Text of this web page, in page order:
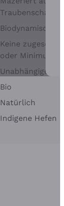
Traubenschalen
Biodynamisch
Keine
oder Minimum
Unabhängige
Bio
Natürlich
Indigene Hefen